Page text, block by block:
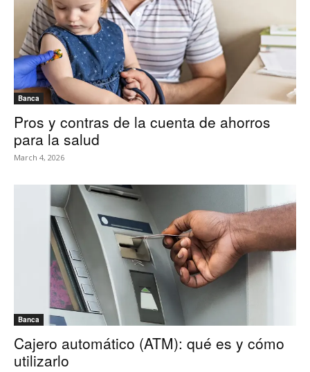
Banca
Pros y contras de la cuenta de ahorros
para la salud
March 4, 2026
Banca
Cajero automático (ATM): qué es y cómo
utilizarlo